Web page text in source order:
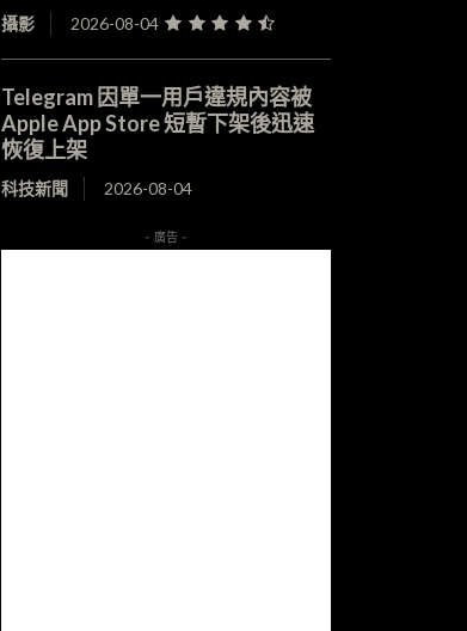
攝影 2026-08-04
Telegram 因單一用戶違規內容被
Apple App Store 短暫下架後迅速
恢復上架
科技新聞 2026-08-04
- 廣告 -